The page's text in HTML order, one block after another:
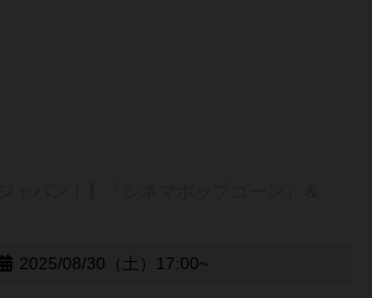
2025/08/30（土）17:00~